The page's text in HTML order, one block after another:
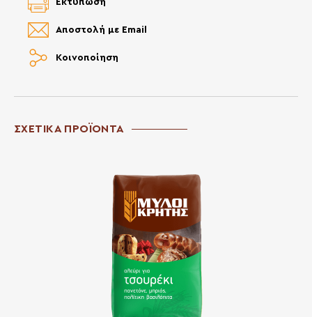
Κοινοποίηση
Αποστολή με Email
ΣΧΕΤΙΚΑ ΠΡΟΪΟΝΤΑ